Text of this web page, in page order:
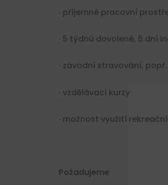
· příjemné pracovní
· 5 týdnů dovolené, 5 dní
· závodní stravování,
· vzdělávací kurzy
· možnost využití
Požadujeme